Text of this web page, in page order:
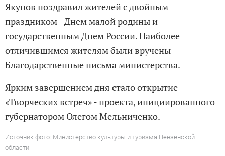
Якупов поздравил жителей с двойным
праздником - Днем малой родины и
государственным Днем России. Наиболее
отличившимся жителям были вручены
Благодарственные письма министерства.
Ярким завершением дня стало открытие
«Творческих встреч» - проекта, инициированного
губернатором Олегом Мельниченко.
Источник фото: Министерство культуры и туризма Пензенской
области